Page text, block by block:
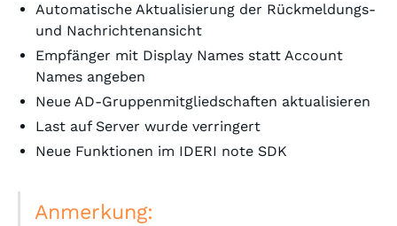
Automatische Aktualisierung der Rückmeldungs-
und Nachrichtenansicht
Empfänger mit Display Names statt Account
Names angeben
Neue AD-Gruppenmitgliedschaften aktualisieren
Last auf Server wurde verringert
Neue Funktionen im IDERI note SDK
Anmerkung: